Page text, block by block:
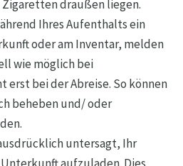
draußen liegen.
Ihres Aufenthalts ein
oder am Inventar, melden
wie möglich bei
erst bei der Abreise. So können
beheben und/ oder
untersagt, Ihr